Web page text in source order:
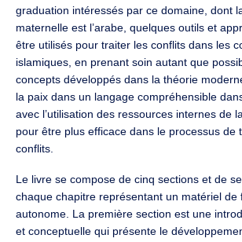
graduation intéressés par ce domaine, dont
maternelle est l’arabe, quelques outils et
être utilisés pour traiter les conflits dans les
islamiques, en prenant soin autant que
concepts développés dans la théorie
la paix dans un langage compréhensible
avec l’utilisation des ressources internes de
pour être plus efficace dans le processus de
conflits.
Le livre se compose de cinq sections et de
chaque chapitre représentant un matériel de
autonome. La première section est une
et conceptuelle qui présente le